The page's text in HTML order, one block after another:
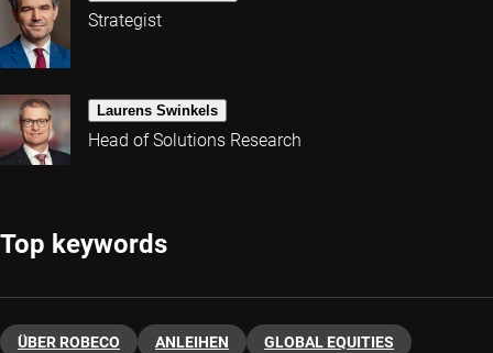
Strategist
Laurens Swinkels
Head of Solutions Research
Top keywords
ÜBER ROBECO ANLEIHEN GLOBAL EQUITIES